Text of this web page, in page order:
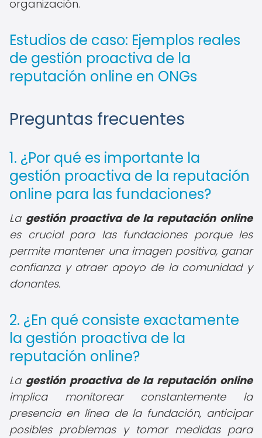
organización.
Estudios de caso: Ejemplos reales
de gestión proactiva de la
reputación online en ONGs
Preguntas frecuentes
1. ¿Por qué es importante la
gestión proactiva de la reputación
online para las fundaciones?
La gestión proactiva de la reputación online
es crucial para las fundaciones porque les
permite mantener una imagen positiva, ganar
confianza y atraer apoyo de la comunidad y
donantes.
2. ¿En qué consiste exactamente
la gestión proactiva de la
reputación online?
La gestión proactiva de la reputación online
implica monitorear constantemente la
presencia en línea de la fundación, anticipar
posibles problemas y tomar medidas para